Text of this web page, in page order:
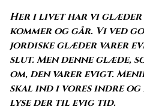
Her i livet har vi glæder
kommer og går. Vi ved
jordiske glæder varer
slut. Men denne glæde,
om, den varer evigt.
skal ind i vores indre og
lyse der til evig tid.